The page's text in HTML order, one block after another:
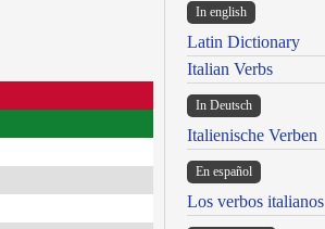
In english
Latin Dictionary
Italian Verbs
In Deutsch
Italienische Verben
En español
Los verbos italianos